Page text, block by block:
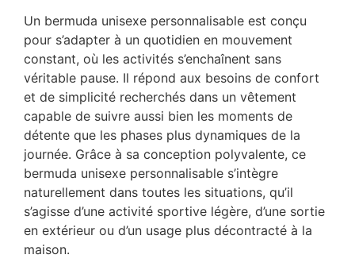
Un bermuda unisexe personnalisable est conçu
pour s’adapter à un quotidien en mouvement
constant, où les activités s’enchaînent sans
véritable pause. Il répond aux besoins de confort
et de simplicité recherchés dans un vêtement
capable de suivre aussi bien les moments de
détente que les phases plus dynamiques de la
journée. Grâce à sa conception polyvalente, ce
bermuda unisexe personnalisable s’intègre
naturellement dans toutes les situations, qu’il
s’agisse d’une activité sportive légère, d’une sortie
en extérieur ou d’un usage plus décontracté à la
maison.